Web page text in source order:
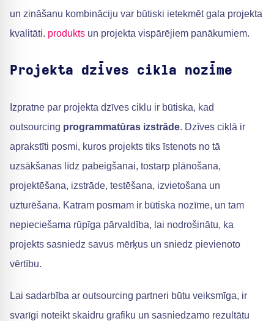
un zināšanu kombināciju var būtiski ietekmēt gala projekta
kvalitāti. produkts un projekta vispārējiem panākumiem.
Projekta dzīves cikla nozīme
Izpratne par projekta dzīves ciklu ir būtiska, kad
outsourcing programmatūras izstrāde. Dzīves ciklā ir
aprakstīti posmi, kuros projekts tiks īstenots no tā
uzsākšanas līdz pabeigšanai, tostarp plānošana,
projektēšana, izstrāde, testēšana, izvietošana un
uzturēšana. Katram posmam ir būtiska nozīme, un tam
nepieciešama rūpīga pārvaldība, lai nodrošinātu, ka
projekts sasniedz savus mērķus un sniedz pievienoto
vērtību.
Lai sadarbība ar outsourcing partneri būtu veiksmīga, ir
svarīgi noteikt skaidru grafiku un sasniedzamo rezultātu